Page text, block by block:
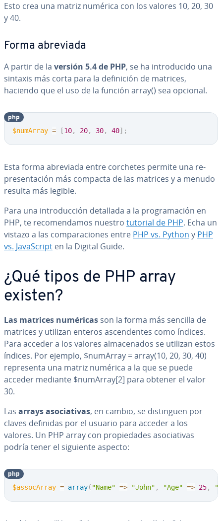
Esto crea una matriz numérica con los valores 10, 20, 30
y 40.
Forma abreviada
A partir de la versión 5.4 de PHP, se ha in­tro­du­ci­do una
sintaxis más corta para la de­fi­ni­ción de matrices,
haciendo que el uso de la función array() sea opcional.
$numArray = [10, 20, 30, 40] ;
php
Esta forma abreviada entre corchetes permite una re­
pre­se­n­ta­ción más compacta de las matrices y a menudo
resulta más legible.
Para una in­tro­du­c­ción detallada a la pro­gra­ma­ción en
PHP, te re­co­me­n­da­mos nuestro tutorial de PHP. Echa un
vistazo a las co­m­pa­ra­cio­nes entre PHP vs. Python y PHP
vs. Ja­va­S­cri­pt en la Digital Guide.
¿Qué tipos de PHP array
existen?
Las matrices numéricas son la forma más sencilla de
matrices y utilizan enteros as­ce­n­de­n­tes como índices.
Para acceder a los valores al­ma­ce­na­dos se utilizan estos
índices. Por ejemplo, $numArray = array(10, 20, 30, 40)
re­pre­se­n­ta una matriz numérica a la que se puede
acceder mediante $numArray[2] para obtener el valor
30.
Las arrays aso­cia­ti­vas, en cambio, se di­s­ti­n­guen por
claves definidas por el usuario para acceder a los
valores. Un PHP array con pro­pie­da­des aso­cia­ti­vas
podría tener el siguiente aspecto:
$assocArray = array( "Name" => "John" , "Age" => 25,
php